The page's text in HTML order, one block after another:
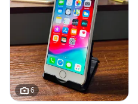
6